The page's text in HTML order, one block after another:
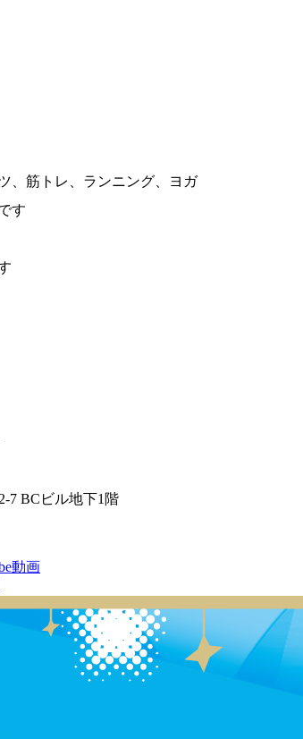
、筋トレ、ランニング、ヨガ
す
7 BCビル地下1階